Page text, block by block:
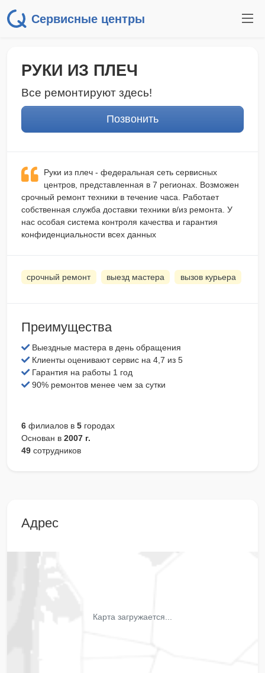
Сервисные центры
РУКИ ИЗ ПЛЕЧ
Все ремонтируют здесь!
Позвонить
Руки из плеч - федеральная сеть сервисных
центров, представленная в 7 регионах. Возможен
срочный ремонт техники в течение часа. Работает
собственная служба доставки техники в/из ремонта. У
нас особая система контроля качества и гарантия
конфиденциальности всех данных
срочный ремонт выезд мастера вызов курьера
Преимущества
Выездные мастера в день обращения
Клиенты оценивают сервис на 4,7 из 5
Гарантия на работы 1 год
90% ремонтов менее чем за сутки
6 филиалов в 5 городах
Основан в 2007 г.
49 сотрудников
Адрес
Карта загружается...